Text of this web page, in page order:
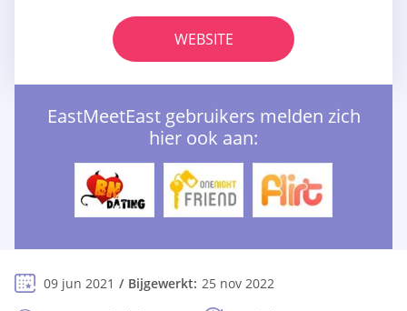
WEBSITE
EastMeetEast gebruikers melden zich
hier ook aan:
09 jun 2021 Bijgewerkt: 25 nov 2022